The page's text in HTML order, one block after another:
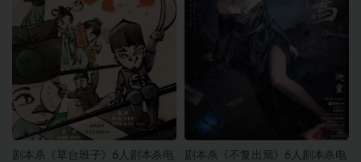
剧本杀《草台班子》6人剧本杀电
剧本杀《不复出焉》6人剧本杀电